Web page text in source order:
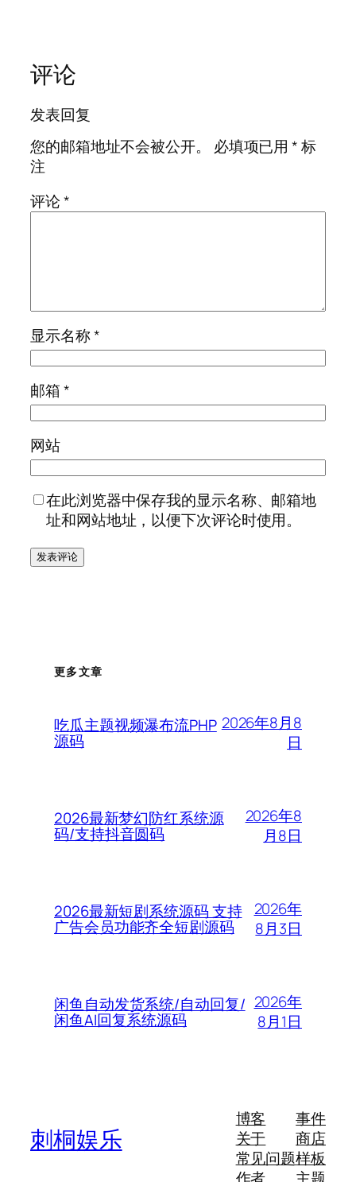
评论
发表回复
您的邮箱地址不会被公开。
必填项已用*标
注
评论*
显示名称*
邮箱*
网站
在此浏览器中保存我的显示名称、邮箱地
址和网站地址，以便下次评论时使用。
更多文章
吃瓜主题视频瀑布流PHP
源码
2026年8月8
日
2026最新梦幻防红系统源
码/支持抖音圆码
2026年8
月8日
2026最新短剧系统源码 支持
广告会员功能齐全短剧源码
2026年
8月3日
闲鱼自动发货系统/自动回复/
闲鱼AI回复系统源码
2026年
8月1日
刺桐娱乐
博客
关于
常见问题
作者
事件
商店
样板
主题